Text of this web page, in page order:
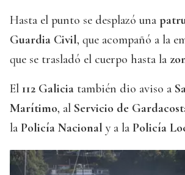
Hasta el punto se desplazó una
Guardia Civil, que acompañó a la
que se trasladó el cuerpo hasta la
El 112 Galicia también dio aviso a
Marítimo, al Servicio de
la Policía Nacional y a la Policía